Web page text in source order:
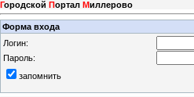
Городской Портал Миллерово
Форма входа
Логин:
Пароль:
запомнить